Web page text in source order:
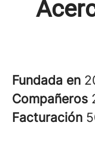
Fundada en
Compañeros
Facturación